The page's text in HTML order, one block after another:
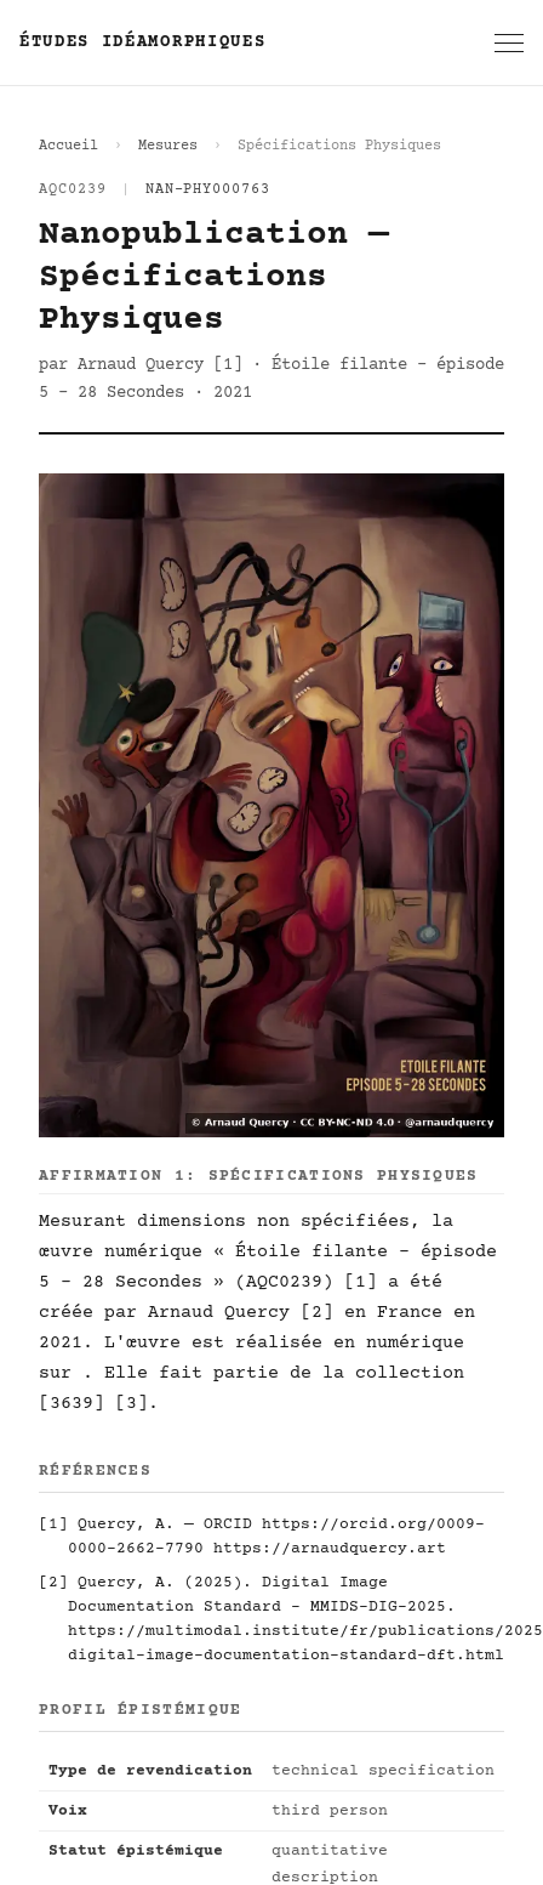
ÉTUDES IDÉAMORPHIQUES
Accueil Mesures Spécifications Physiques
AQC0239 NAN-PHY000763
Nanopublication —
Spécifications
Physiques
par Arnaud Quercy [1] · Étoile filante - épisode
5 - 28 Secondes · 2021
AFFIRMATION 1: SPÉCIFICATIONS PHYSIQUES
Mesurant dimensions non spécifiées, la
œuvre numérique « Étoile filante - épisode
5 - 28 Secondes » (AQC0239) [1] a été
créée par Arnaud Quercy [2] en France en
2021. L'œuvre est réalisée en numérique
sur . Elle fait partie de la collection
[3639] [3].
RÉFÉRENCES
[1] Quercy, A. — ORCID https://orcid.org/0009-
0000-2662-7790
https://arnaudquercy.art
[2] Quercy, A. (2025). Digital Image
Documentation Standard - MMIDS-DIG-2025.
https://multimodal.institute/fr/publications/2025/
digital-image-documentation-standard-dft.html
PROFIL ÉPISTÉMIQUE
Type de revendication technical specification
Voix third person
Statut épistémique
quantitative
description